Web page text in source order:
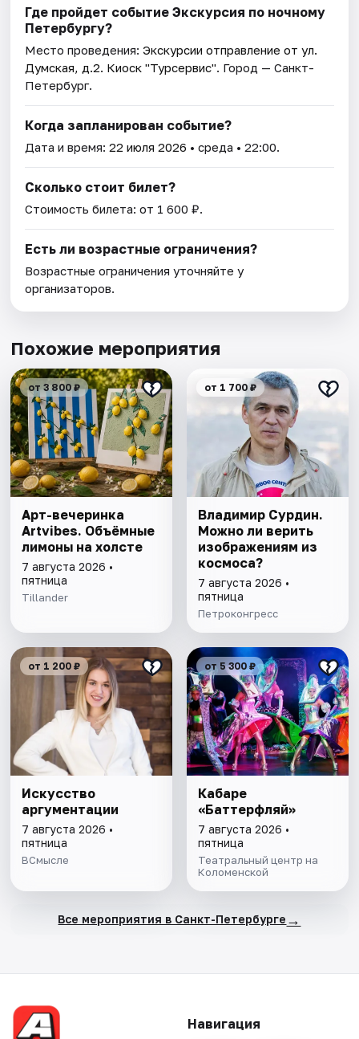
Где пройдет событие Экскурсия по ночному
Петербургу?
Место проведения:Экскурсии отправление от ул.
Думская, д.2. Киоск "Турсервис". Город — Санкт-
Петербург.
Когда запланирован событие?
Дата и время:22 июля 2026 • среда • 22:00.
Сколько стоит билет?
Стоимость билета: от 1 600 ₽.
Есть ли возрастные ограничения?
Возрастные ограничения уточняйте у
организаторов.
Похожие мероприятия
от 3 800 ₽
Арт-вечеринка
Artvibes. Объёмные
лимоны на холсте
7 августа 2026 •
пятница
Tillander
от 1 700 ₽
Владимир Сурдин.
Можно ли верить
изображениям из
космоса?
7 августа 2026 •
пятница
Петроконгресс
от 1 200 ₽
Искусство
аргументации
7 августа 2026 •
пятница
ВСмысле
от 5 300 ₽
Кабаре
«Баттерфляй»
7 августа 2026 •
пятница
Театральный центр на
Коломенской
Все мероприятия в Санкт-Петербурге →
Навигация